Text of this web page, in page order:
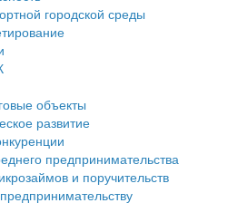
Тверской области
муниципального округа
ранее учтенных
городской среды
объекты
развитие
предпринимательства
и поручительств